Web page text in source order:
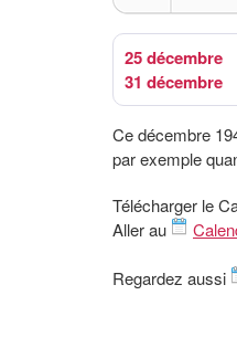
25 décembre
31 décembre
Ce décembre
par exemple
Télécharger le
Aller au
Regardez aussi